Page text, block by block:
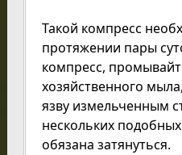
Такой компресс
протяжении пары
компресс,
хозяйственного
язву измельченным
нескольких
обязана затянуться.